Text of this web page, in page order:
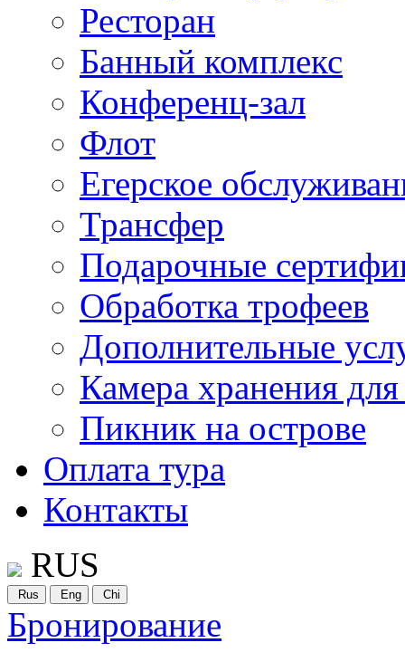
Ресторан
Банный комплекс
Конференц-зал
Флот
Егерское
Трансфер
Подарочные
Обработка трофеев
Дополнительные
Камера хранения
Пикник на острове
Оплата тура
Контакты
RUS
Rus Eng Chi
Бронирование